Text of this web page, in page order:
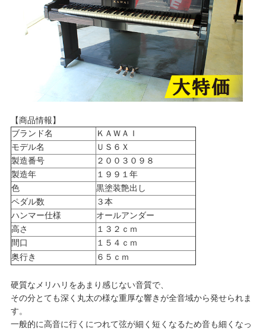
【商品情報】
ブランド名
ＫＡＷＡＩ
モデル名
ＵＳ６Ｘ
製造番号
２００３０９８
製造年
１９９１年
色
黒塗装艶出し
ペダル数
３本
ハンマー仕様
オールアンダー
高さ
１３２ｃｍ
間口
１５４ｃｍ
奥行き
６５ｃｍ
硬質なメリハリをあまり感じない音質で、
その分とても深く丸太の様な重厚な響きが全音域から発せられま
す。
一般的に高音に行くにつれて弦が細く短くなるため音も細くなっ